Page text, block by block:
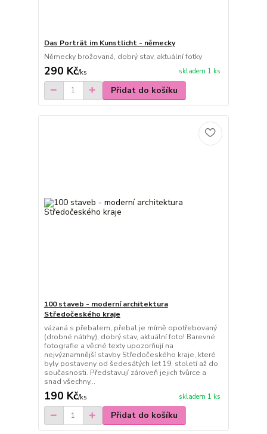
Das Porträt im Kunstlicht - německy
Německy brožovaná, dobrý stav, aktuální fotky
290 Kč/ks skladem 1 ks
Přidat do košíku
100 staveb - moderní architektura
Středočeského kraje
vázaná s přebalem, přebal je mírně opotřebovaný
(drobné nátrhy), dobrý stav, aktuální foto! Barevné
fotografie a věcné texty upozorňují na
nejvýznamnější stavby Středočeského kraje, které
byly postaveny od šedesátých let 19. století až do
současnosti. Představují zároveň jejich tvůrce a
snad všechny...
190 Kč/ks skladem 1 ks
Přidat do košíku